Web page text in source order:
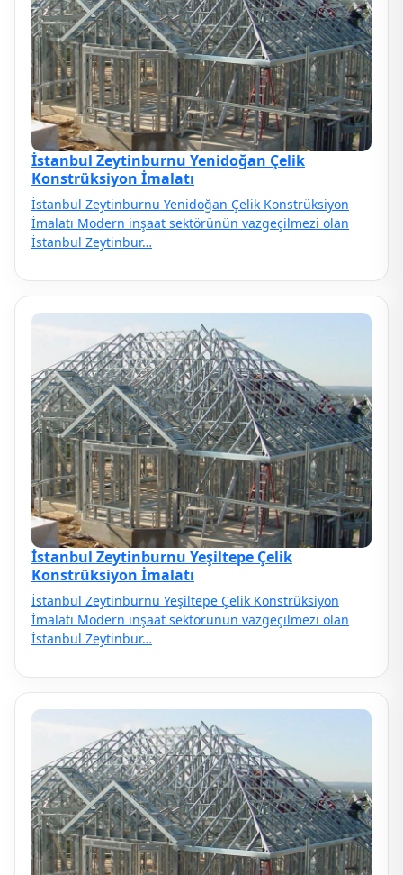
İstanbul Zeytinburnu Yenidoğan Çelik
Konstrüksiyon İmalatı
İstanbul Zeytinburnu Yenidoğan Çelik Konstrüksiyon
İmalatı Modern inşaat sektörünün vazgeçilmezi olan
İstanbul Zeytinbur…
İstanbul Zeytinburnu Yeşiltepe Çelik
Konstrüksiyon İmalatı
İstanbul Zeytinburnu Yeşiltepe Çelik Konstrüksiyon
İmalatı Modern inşaat sektörünün vazgeçilmezi olan
İstanbul Zeytinbur…